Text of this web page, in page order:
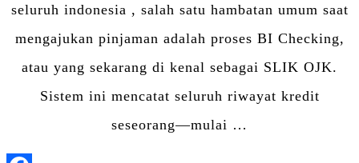
seluruh indonesia , salah satu hambatan umum saat
mengajukan pinjaman adalah proses BI Checking,
atau yang sekarang di kenal sebagai SLIK OJK.
Sistem ini mencatat seluruh riwayat kredit
seseorang—mulai …